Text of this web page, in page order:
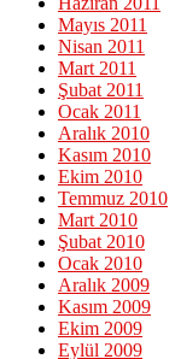
Mayıs 2011
Nisan 2011
Mart 2011
Şubat 2011
Ocak 2011
Aralık 2010
Kasım 2010
Ekim 2010
Temmuz 2010
Mart 2010
Şubat 2010
Ocak 2010
Aralık 2009
Kasım 2009
Ekim 2009
Eylül 2009